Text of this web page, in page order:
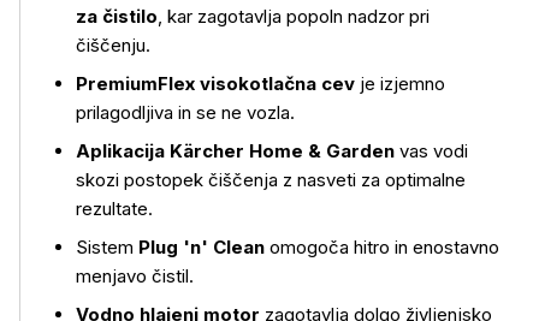
za čistilo, kar zagotavlja popoln nadzor pri
čiščenju.
PremiumFlex visokotlačna cev je izjemno
prilagodljiva in se ne vozla.
Aplikacija Kärcher Home & Garden vas vodi
skozi postopek čiščenja z nasveti za optimalne
rezultate.
Sistem Plug 'n' Clean omogoča hitro in enostavno
menjavo čistil.
Vodno hlajeni motor zagotavlja dolgo življenjsko